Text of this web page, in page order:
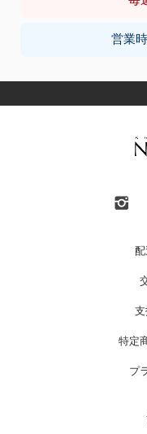
営業
特定
プ